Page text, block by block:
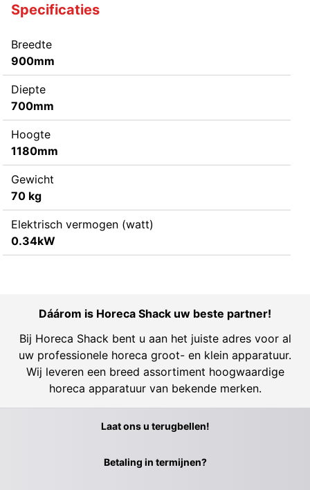
Specificaties
Breedte
900mm
Diepte
700mm
Hoogte
1180mm
Gewicht
70 kg
Elektrisch vermogen (watt)
0.34kW
Dáárom is Horeca Shack uw beste partner!
Bij Horeca Shack bent u aan het juiste adres voor al
uw professionele horeca groot- en klein apparatuur.
Wij leveren een breed assortiment hoogwaardige
horeca apparatuur van bekende merken.
Laat ons u terugbellen!
Betaling in termijnen?